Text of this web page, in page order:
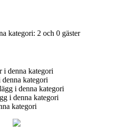
kategori: 2 och 0 gäster
i denna kategori
denna kategori
i denna kategori
i denna kategori
kategori